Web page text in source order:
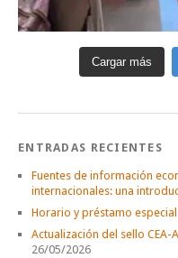
Cargar más
ENTRADAS RECIENTES
Fuentes de información
internacionales: una
Horario y préstamo
Actualización del sello
26/05/2026